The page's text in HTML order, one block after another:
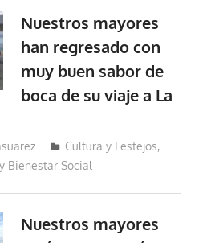
Nuestros mayores
han regresado con
muy buen sabor de
boca de su viaje a La
Cultura y Festejos,
Bienestar Social
Nuestros mayores